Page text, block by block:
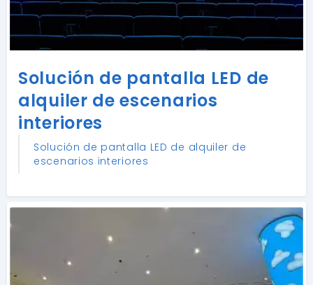
Solución de pantalla LED de
alquiler de escenarios
interiores
Solución de pantalla LED de alquiler de
escenarios interiores